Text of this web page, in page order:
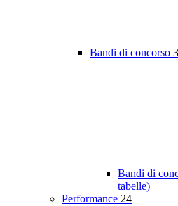
Bandi di concorso 3
Bandi di
tabelle)
Performance 24